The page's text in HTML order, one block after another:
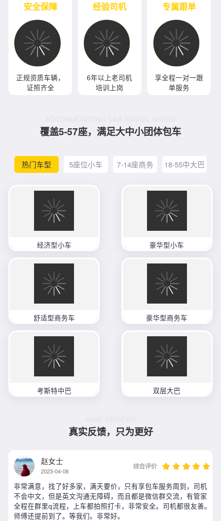
安全保障
正规资质车辆，
证照齐全
经验司机
6年以上老司机
培训上岗
专属跟单
享全程一对一跟
单服务
覆盖5-57座，满足大中小团体包车
热门车型 5座位小车 7-14座商务 18-55中大巴
经济型小车 豪华型小车
舒适型商务车 豪华型商务车
考斯特中巴 双层大巴
真实反馈，只为更好
赵女士
2023-04-08
综合评价
非常满意，找了好多家，满天要价，只有享包车服务周到，司机
不会中文，但是英文沟通无障碍，而且都是微信群交流，有管家
全程在群里q流程，上车都拍照打卡，非常安全。司机都很友善。
师傅还提前到了。等我们。非常好。